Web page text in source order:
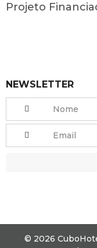
Projeto
NEWSLETTER
© 2026